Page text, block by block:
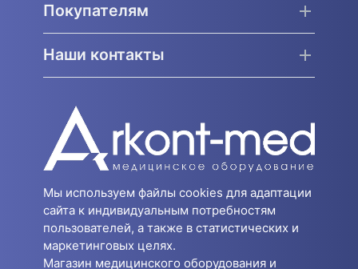
Покупателям
Наши контакты
Мы используем файлы cookies для адаптации
сайта к индивидуальным потребностям
пользователей, а также в статистических и
маркетинговых целях.
Магазин медицинского оборудования и